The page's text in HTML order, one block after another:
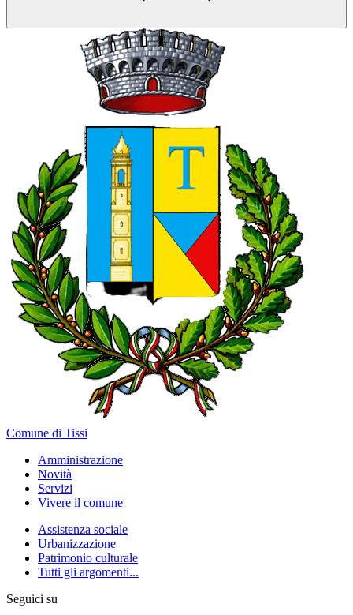
Comune di Tissi
Amministrazione
Novità
Servizi
Vivere il comune
Assistenza sociale
Urbanizzazione
Patrimonio culturale
Tutti gli argomenti...
Seguici su